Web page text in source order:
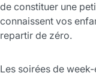
de constituer une
connaissent vos
repartir de zéro.
Les soirées de